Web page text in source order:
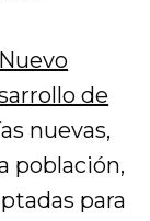
Nuevo
de
nuevas,
población,
para